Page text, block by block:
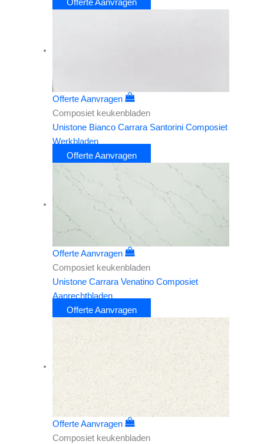
Offerte Aanvragen
Offerte Aanvragen
Composiet keukenbladen
Unistone Bianco Carrara Santorini Composiet
Werkbladen
Offerte Aanvragen
Offerte Aanvragen
Composiet keukenbladen
Unistone Carrara Venatino Composiet
Aanrechtbladen
Offerte Aanvragen
Offerte Aanvragen
Composiet keukenbladen